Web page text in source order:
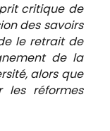
critique de
des savoirs
le retrait de
de la
alors que
réformes